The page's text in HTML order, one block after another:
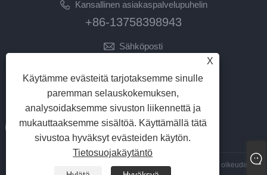
Kansallinen asiakaspalvelupuhelin
+86-13758398943
Sähköposti
junmetal.hardware.ltd@gmail.com
Copyright © 2023 Jiaxing Junmetal Technology Co.,Ltd. Kaikki oikeudet
X
Käytämme evästeitä tarjotaksemme sinulle
paremman selauskokemuksen,
analysoidaksemme sivuston liikennettä ja
mukauttaaksemme sisältöä. Käyttämällä tätä
sivustoa hyväksyt evästeiden käytön.
Tietosuojakäytäntö